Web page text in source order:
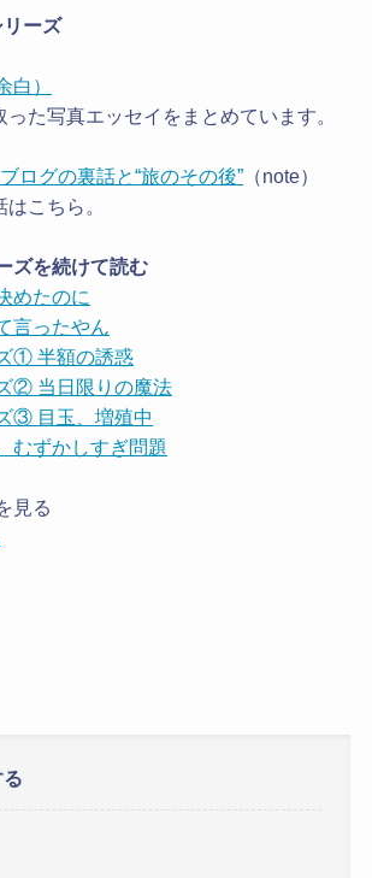
ーズ
白）
た写真エッセイをまとめています。
ログの裏話と“旅のその後”（note）
こちら。
ズを続けて読む
めたのに
言ったやん
① 半額の誘惑
② 当日限りの魔法
③ 目玉、増殖中
むずかしすぎ問題
見る